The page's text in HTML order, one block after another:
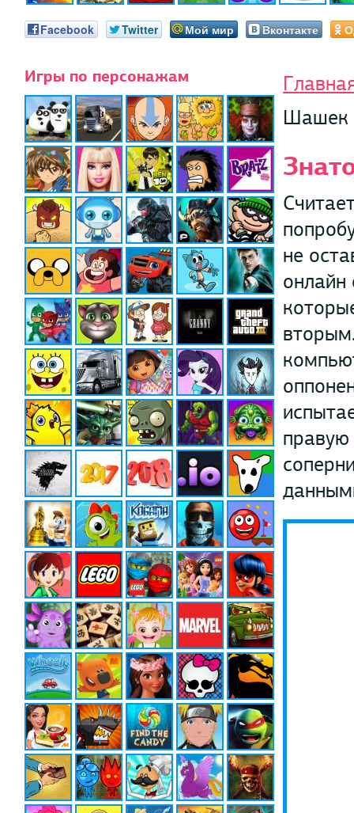
Facebook Twitter Мой мир Вконтакте
Игры по персонажам
Шашек
не
онлайн
правую